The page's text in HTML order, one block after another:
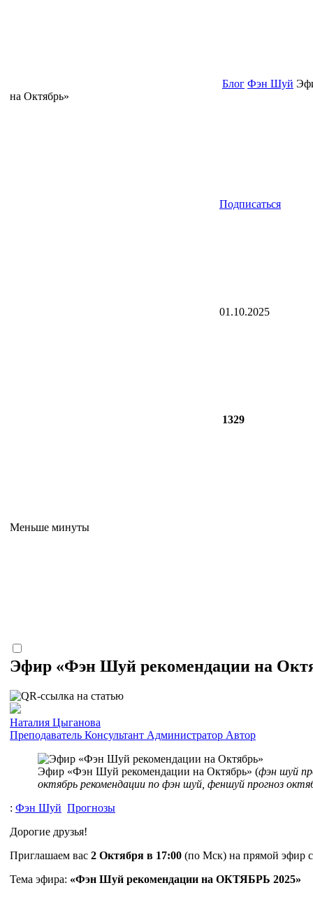
Блог Фэн Шуй
на Октябрь»
Подписаться
01.10.2025
1329
Меньше минуты
Эфир «Фэн Шуй рекомендации на
Наталия Цыганова
Преподаватель Консультант Администратор Автор
Эфир «Фэн Шуй рекомендации на Октябрь» (фэн шуй
октябрь рекомендации по фэн шуй, феншуй прогноз
: Фэн Шуй Прогнозы
Дорогие друзья!
Приглашаем вас 2 Октября в 17:00 (по Мск) на прямой эфир
Тема эфира: «Фэн Шуй рекомендации на ОКТЯБРЬ 2025»